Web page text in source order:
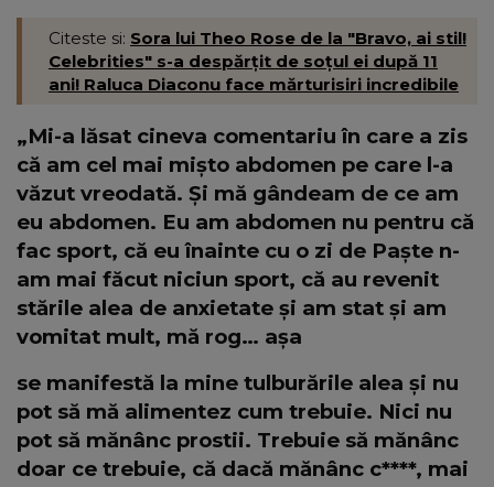
Citeste si: Sora lui Theo Rose de la "Bravo, ai stil!
Celebrities" s-a despărțit de soțul ei după 11
ani! Raluca Diaconu face mărturisiri incredibile
„Mi-a lăsat cineva comentariu în care a zis
că am cel mai mișto abdomen pe care l-a
văzut vreodată. Și mă gândeam de ce am
eu abdomen. Eu am abdomen nu pentru că
fac sport, că eu înainte cu o zi de Paște n-
am mai făcut niciun sport, că au revenit
stările alea de anxietate și am stat și am
vomitat mult, mă rog… așa
se manifestă la mine tulburările alea și nu
pot să mă alimentez cum trebuie. Nici nu
pot să mănânc prostii. Trebuie să mănânc
doar ce trebuie, că dacă mănânc c****, mai